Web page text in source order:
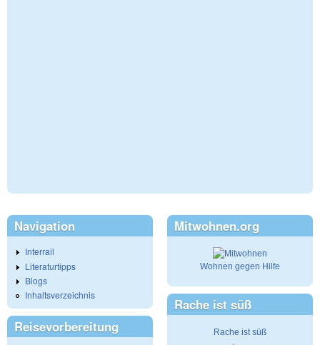
Navigation
Interrail
Literaturtipps
Blogs
Inhaltsverzeichnis
Reisevorbereitung
Mitwohnen.org
Wohnen gegen Hilfe
Rache ist süß
Rache ist süß